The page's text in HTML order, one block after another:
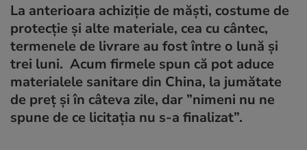
La anterioara achiziție de măști, costume de
protecție și alte materiale, cea cu cântec,
termenele de livrare au fost între o lună și
trei luni. Acum firmele spun că pot aduce
materialele sanitare din China, la jumătate
de preț și în câteva zile, dar ”nimeni nu ne
spune de ce licitația nu s-a finalizat”.